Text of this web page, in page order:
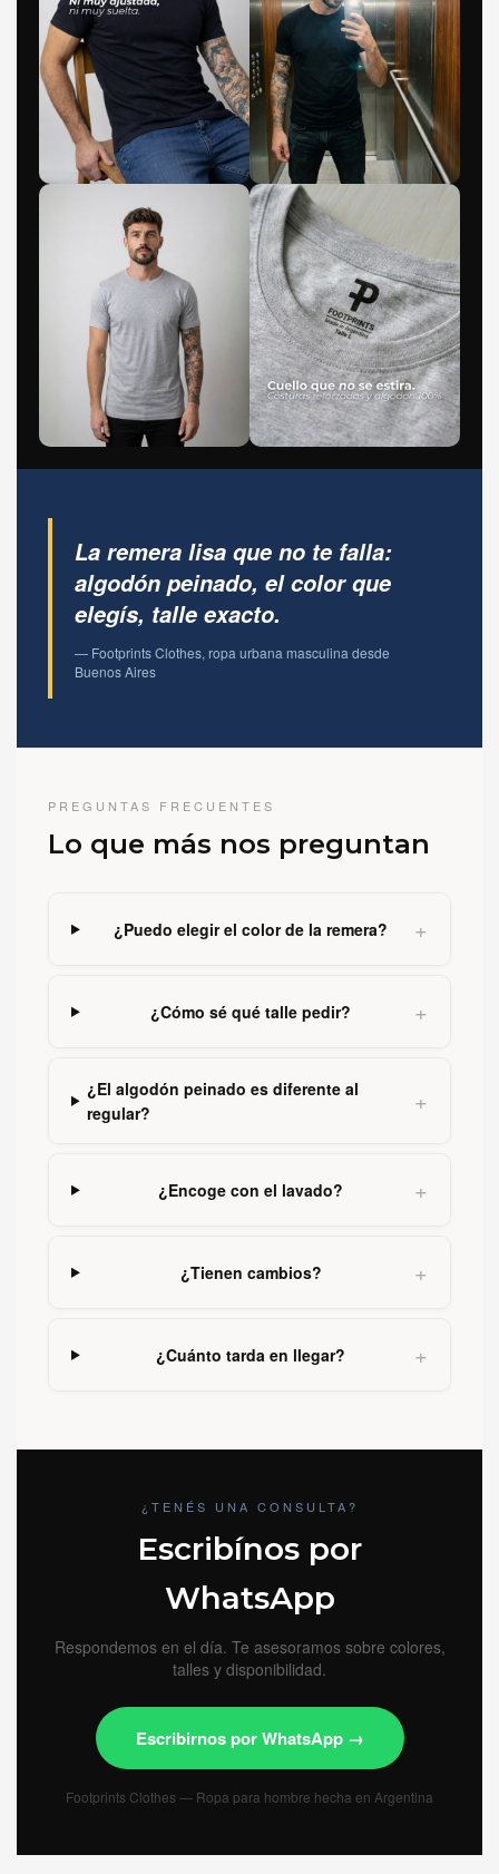
La remera lisa que no te falla:
algodón peinado, el color que
elegís, talle exacto.
— Footprints Clothes, ropa urbana masculina desde
Buenos Aires
PREGUNTAS FRECUENTES
Lo que más nos preguntan
¿Puedo elegir el color de la remera? +
¿Cómo sé qué talle pedir? +
¿El algodón peinado es diferente al
regular?
+
¿Encoge con el lavado? +
¿Tienen cambios? +
¿Cuánto tarda en llegar? +
¿TENÉS UNA CONSULTA?
Escribínos por
WhatsApp
Respondemos en el día. Te asesoramos sobre colores,
talles y disponibilidad.
Escribirnos por WhatsApp →
Footprints Clothes — Ropa para hombre hecha en Argentina